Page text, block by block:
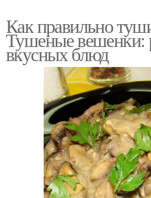
Как правильно
Тушеные вешенки:
вкусных блюд